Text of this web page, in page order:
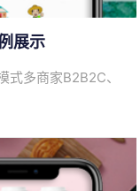
展示
多商家B2B2C、